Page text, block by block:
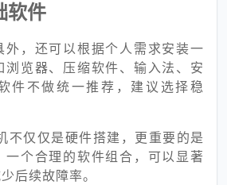
软件
外，还可以根据个人需求安装一
浏览器、压缩软件、输入法、安
件不做统一推荐，建议选择稳
不仅仅是硬件搭建，更重要的是
一个合理的软件组合，可以显著
后续故障率。